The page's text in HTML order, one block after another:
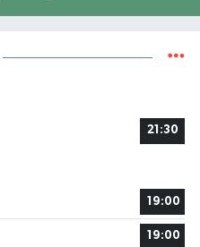
21:30
19:00
19:00